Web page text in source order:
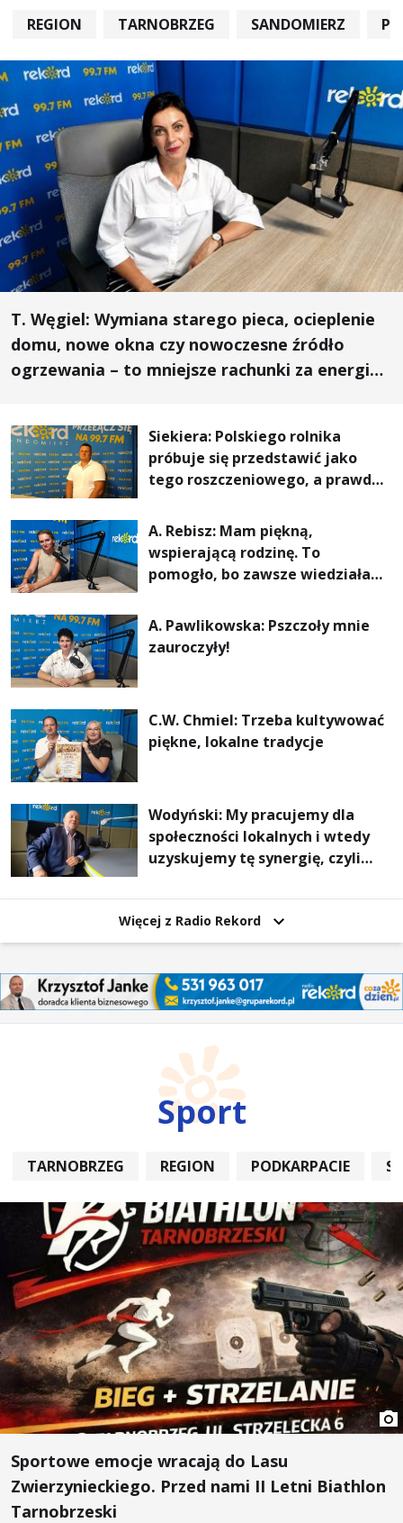
REGION TARNOBRZEG SANDOMIERZ
T. Węgiel: Wymiana starego pieca, ocieplenie
domu, nowe okna czy nowoczesne źródło
ogrzewania – to mniejsze rachunki za energię,
Siekiera: Polskiego rolnika
próbuje się przedstawić jako
tego roszczeniowego, a prawda
A. Rebisz: Mam piękną,
wspierającą rodzinę. To
pomogło, bo zawsze wiedziałam,
najważniejsza
A. Pawlikowska: Pszczoły mnie
zauroczyły!
C.W. Chmiel: Trzeba kultywować
piękne, lokalne tradycje
Wodyński: My pracujemy dla
społeczności lokalnych i wtedy
uzyskujemy tę synergię, czyli
Więcej z Radio Rekord
Sport
TARNOBRZEG REGION PODKARPACIE
Sportowe emocje wracają do Lasu
Zwierzynieckiego. Przed nami II Letni Biathlon
Tarnobrzeski